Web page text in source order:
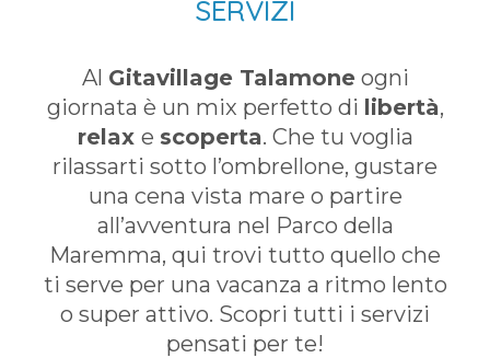
SERVIZI
Al Gitavillage Talamone ogni
giornata è un mix perfetto di libertà,
relax e scoperta. Che tu voglia
rilassarti sotto l’ombrellone, gustare
una cena vista mare o partire
all’avventura nel Parco della
Maremma, qui trovi tutto quello che
ti serve per una vacanza a ritmo lento
o super attivo. Scopri tutti i servizi
pensati per te!